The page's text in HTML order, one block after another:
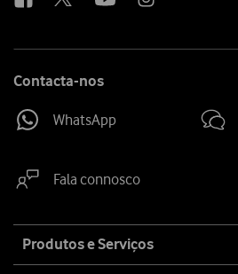
Contacta-nos
WhatsApp
Fala connosco
map
Produtos e Serviços